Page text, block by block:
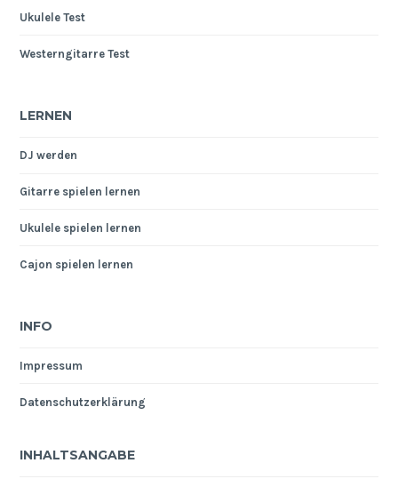
Ukulele Test
Westerngitarre Test
LERNEN
DJ werden
Gitarre spielen lernen
Ukulele spielen lernen
Cajon spielen lernen
INFO
Impressum
Datenschutzerklärung
INHALTSANGABE